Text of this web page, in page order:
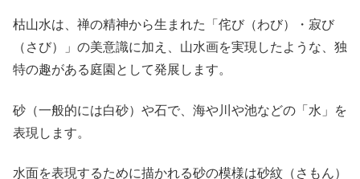
枯山水は、禅の精神から生まれた「侘び（わび）・寂び
（さび）」の美意識に加え、山水画を実現したような、独
特の趣がある庭園として発展します。
砂（一般的には白砂）や石で、海や川や池などの「水」を
表現します。
水面を表現するために描かれる砂の模様は砂紋（さもん）